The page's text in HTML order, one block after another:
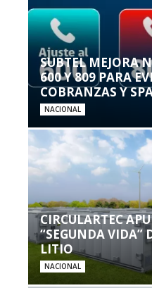
SUBTEL MEJORA
600 Y 809 PARA
COBRANZAS Y
NACIONAL
CIRCULARTEC
“SEGUNDA VIDA”
LITIO
NACIONAL